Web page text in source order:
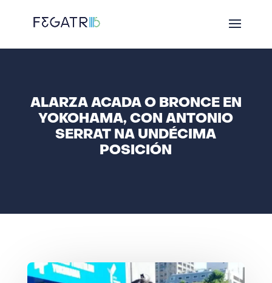
ALARZA ACADA O BRONCE EN
YOKOHAMA, CON ANTONIO
SERRAT NA UNDÉCIMA
POSICIÓN